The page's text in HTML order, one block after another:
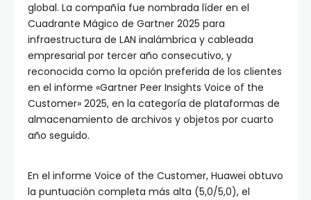
global. La compañía fue nombrada líder en el
Cuadrante Mágico de Gartner 2025 para
infraestructura de LAN inalámbrica y cableada
empresarial por tercer año consecutivo, y
reconocida como la opción preferida de los clientes
en el informe «Gartner Peer Insights Voice of the
Customer» 2025, en la categoría de plataformas de
almacenamiento de archivos y objetos por cuarto
año seguido. ​
En el informe Voice of the Customer, Huawei obtuvo
la puntuación completa más alta (5,0/5,0), el